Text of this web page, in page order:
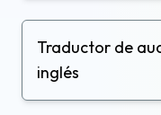
Traductor de
inglés